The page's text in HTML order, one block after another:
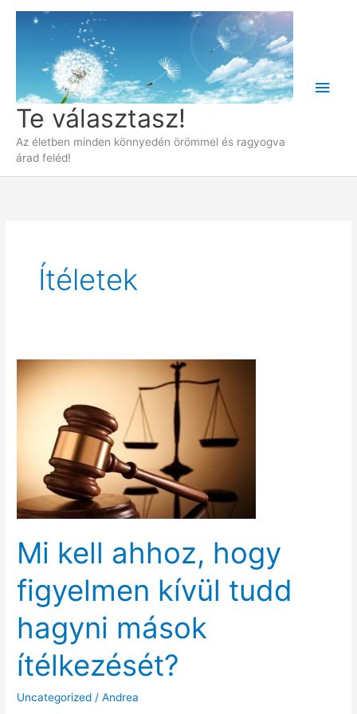
Skip
Te választasz!
Az életben minden könnyedén örömmel és ragyogva
árad feléd!
Main
Ítéletek
Mi kell ahhoz, hogy
figyelmen kívül tudd
hagyni mások
ítélkezését?
Uncategorized /Andrea